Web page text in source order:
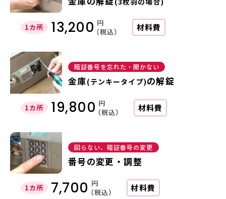
1カ所 13,200 円
（税込）
材料費
暗証番号を忘れた・開かない
金庫(テンキータイプ)の解錠
1カ所 19,800 円
（税込）
材料費
回らない、暗証番号の変更
番号の変更・調整
1カ所 7,700 円
（税込）
材料費